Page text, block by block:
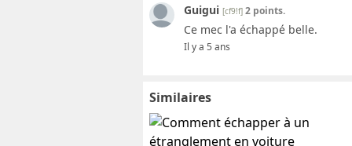
Guigui [cf9!f] 2 points.
Ce mec l'a échappé belle.
Il y a 5 ans
Similaires